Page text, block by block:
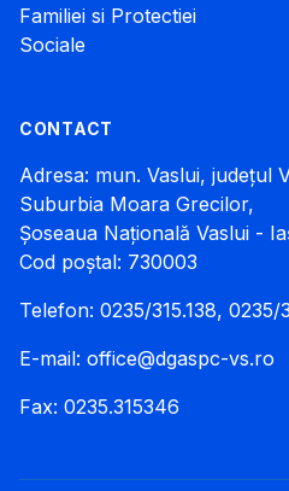
Familiei si Protectiei
Sociale
CONTACT
Adresa: mun. Vaslui, județul
Suburbia Moara Grecilor,
Șoseaua Națională Vaslui -
Cod poștal: 730003
Telefon: 0235/315.138, 0235/
E-mail: office@dgaspc-vs.ro
Fax: 0235.315346